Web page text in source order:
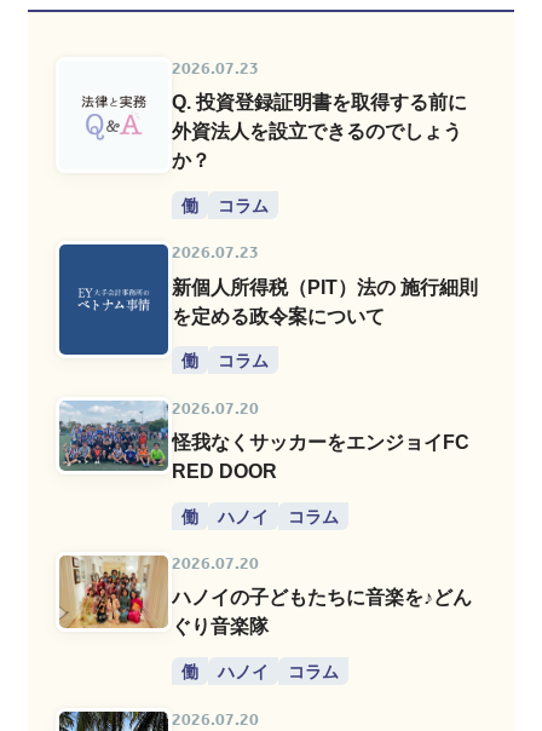
2026.07.23
Q. 投資登録証明書を取得する前に
外資法人を設立できるのでしょう
か？
働 コラム
2026.07.23
新個人所得税（PIT）法の 施行細則
を定める政令案について
働 コラム
2026.07.20
怪我なくサッカーをエンジョイFC
RED DOOR
働 ハノイ コラム
2026.07.20
ハノイの子どもたちに音楽を♪どん
ぐり音楽隊
働 ハノイ コラム
2026.07.20